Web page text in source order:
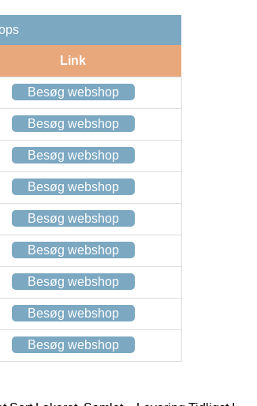
Link
Besøg webshop
Besøg webshop
Besøg webshop
Besøg webshop
Besøg webshop
Besøg webshop
Besøg webshop
Besøg webshop
Besøg webshop